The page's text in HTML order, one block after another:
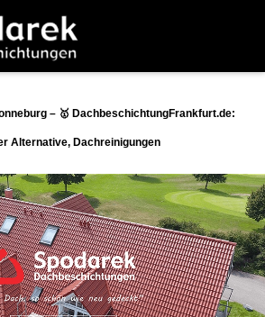
– 🥇 DachbeschichtungFrankfurt.de:
Alternative, Dachreinigungen